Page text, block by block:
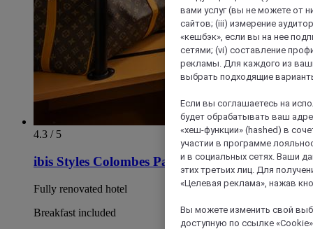
4.3 / 5
ibis Styles Colombes Paris Ouest
Fully renovated hotel
Breakfast included
вами услуг (вы не можете от
сайтов; (iii) измерение
«кешбэк», если вы на нее
сетями; (vi) составление
рекламы. Для каждого из
выбрать подходящие
Если вы соглашаетесь на
будет обрабатывать ваш
«хеш-функции» (hashed) в
участии в программе
и в социальных сетях. Ваши
этих третьих лиц. Для
«Целевая реклама», нажав
Вы можете изменить свой
доступную по ссылке